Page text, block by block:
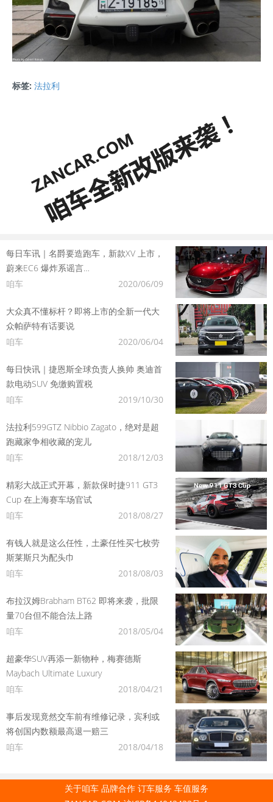
标签: 法拉利
每日车讯｜名爵要造跑车，新款XV 上市，
蔚来EC6 爆炸系谣言…
咱车
2020/06/09
大众真不懂标杆？即将上市的全新一代大
众帕萨特有话要说
咱车
2020/06/04
每日快讯｜捷恩斯全球负责人换帅 奥迪首
款电动SUV 免缴购置税
咱车
2019/10/30
法拉利599GTZ Nibbio Zagato，绝对是超
跑藏家争相收藏的宠儿
咱车
2018/12/03
精彩大战正式开幕，新款保时捷911 GT3
Cup 在上海赛车场官试
咱车
2018/08/27
有钱人就是这么任性，土豪任性买七枚劳
斯莱斯只为配头巾
咱车
2018/08/03
布拉汉姆Brabham BT62 即将来袭，批限
量70台但不能合法上路
咱车
2018/05/04
超豪华SUV再添一新物种，梅赛德斯
Maybach Ultimate Luxury
咱车
2018/04/21
事后发现竟然交车前有维修记录，宾利或
将创国内数额最高退一赔三
咱车
2018/04/18
关于咱车 品牌合作 订车服务 车值服务